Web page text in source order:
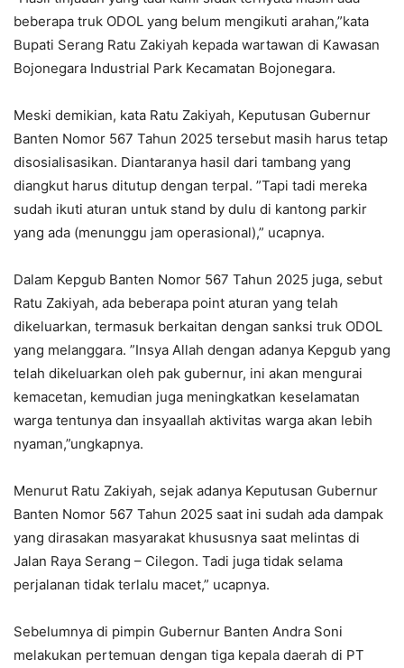
beberapa truk ODOL yang belum mengikuti arahan,”kata
Bupati Serang Ratu Zakiyah kepada wartawan di Kawasan
Bojonegara Industrial Park Kecamatan Bojonegara.
Meski demikian, kata Ratu Zakiyah, Keputusan Gubernur
Banten Nomor 567 Tahun 2025 tersebut masih harus tetap
disosialisasikan. Diantaranya hasil dari tambang yang
diangkut harus ditutup dengan terpal. ”Tapi tadi mereka
sudah ikuti aturan untuk stand by dulu di kantong parkir
yang ada (menunggu jam operasional),” ucapnya.
Dalam Kepgub Banten Nomor 567 Tahun 2025 juga, sebut
Ratu Zakiyah, ada beberapa point aturan yang telah
dikeluarkan, termasuk berkaitan dengan sanksi truk ODOL
yang melanggara. ”Insya Allah dengan adanya Kepgub yang
telah dikeluarkan oleh pak gubernur, ini akan mengurai
kemacetan, kemudian juga meningkatkan keselamatan
warga tentunya dan insyaallah aktivitas warga akan lebih
nyaman,”ungkapnya.
Menurut Ratu Zakiyah, sejak adanya Keputusan Gubernur
Banten Nomor 567 Tahun 2025 saat ini sudah ada dampak
yang dirasakan masyarakat khususnya saat melintas di
Jalan Raya Serang – Cilegon. Tadi juga tidak selama
perjalanan tidak terlalu macet,” ucapnya.
Sebelumnya di pimpin Gubernur Banten Andra Soni
melakukan pertemuan dengan tiga kepala daerah di PT